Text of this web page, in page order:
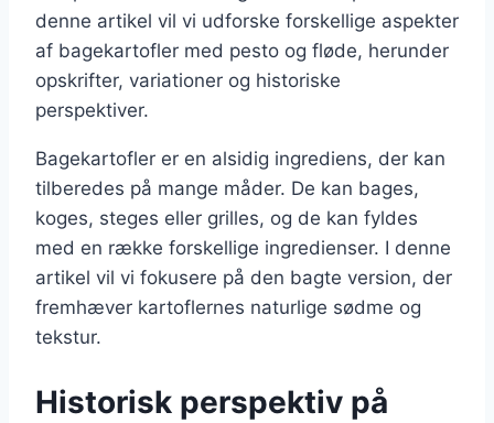
denne artikel vil vi udforske forskellige aspekter
af bagekartofler med pesto og fløde, herunder
opskrifter, variationer og historiske
perspektiver.
Bagekartofler er en alsidig ingrediens, der kan
tilberedes på mange måder. De kan bages,
koges, steges eller grilles, og de kan fyldes
med en række forskellige ingredienser. I denne
artikel vil vi fokusere på den bagte version, der
fremhæver kartoflernes naturlige sødme og
tekstur.
Historisk perspektiv på